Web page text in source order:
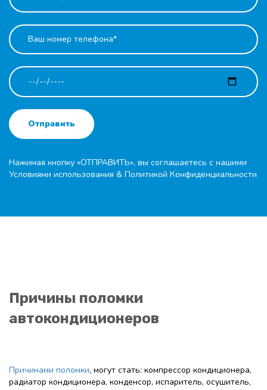
Отправить
Нажимая кнопку «ОТПРАВИТЬ», вы соглашаетесь с нашими
Условиями использования & Политикой Конфиденциальности
Причины поломки
автокондиционеров
Причинами поломки, могут стать: компрессор кондиционера,
радиатор кондиционера, конденсор, испаритель, осушитель,